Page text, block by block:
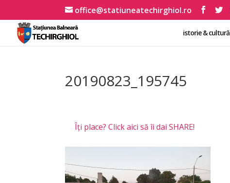
office@statiuneatechirghiol.ro
istorie & cultură
20190823_195745
Îți place? Click aici să îi dai SHARE!